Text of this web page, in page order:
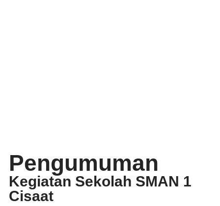
Pengumuman
Kegiatan Sekolah SMAN 1
Cisaat